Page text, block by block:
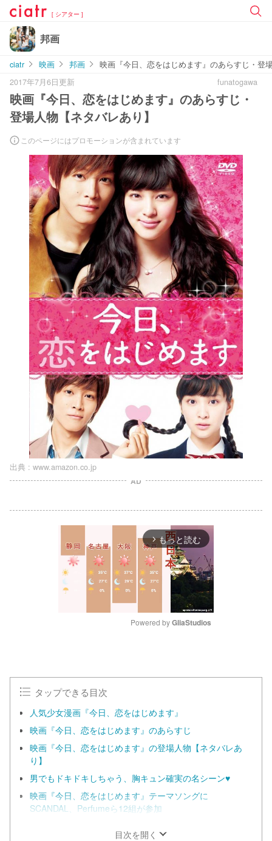
[ シアター ]
邦画
ciatr 映画 邦画
映画『今日、恋をはじめます』のあらすじ・登
2017年7月6日更新
funatogawa
映画『今日、恋をはじめます』のあらすじ・
登場人物【ネタバレあり】
このページにはプロモーションが含まれています
出典 : www.amazon.co.jp
AD
arrow_forward_ios もっと読む
Powered by GliaStudios
タップできる目次
人気少女漫画『今日、恋をはじめます』
映画『今日、恋をはじめます』のあらすじ
映画『今日、恋をはじめます』の登場人物【ネタバレあ
り】
男でもドキドキしちゃう、胸キュン確実の名シーン♥
映画『今日、恋をはじめます』テーマソングに
SCANDAL、Perfumeら12組が参加
目次を開く